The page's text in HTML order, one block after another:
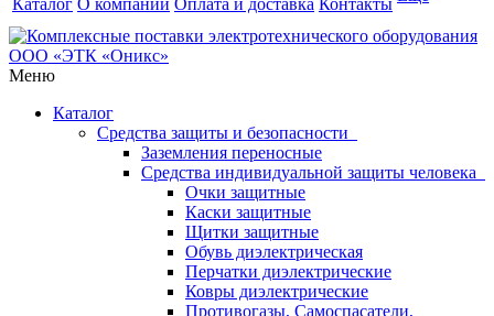
Каталог О компании Оплата и доставка Контакты
Меню
Каталог
Средства защиты и безопасности
Заземления переносные
Средства индивидуальной защиты человека
Очки защитные
Каски защитные
Щитки защитные
Обувь диэлектрическая
Перчатки диэлектрические
Ковры диэлектрические
Противогазы, Самоспасатели,